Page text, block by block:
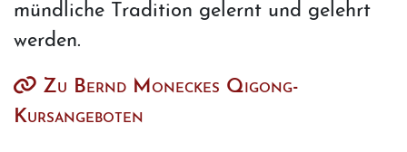
mündliche Tradition gelernt und gelehrt
werden.
Zu Bernd Moneckes Qigong-
Kursangeboten